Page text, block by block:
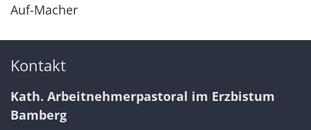
Auf-Macher
Kontakt
Kath. Arbeitnehmerpastoral im Erzbistum
Bamberg